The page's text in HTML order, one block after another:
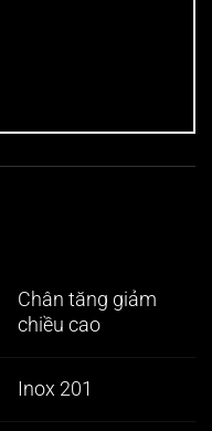
Chân tăng giảm
chiều cao
Inox 201